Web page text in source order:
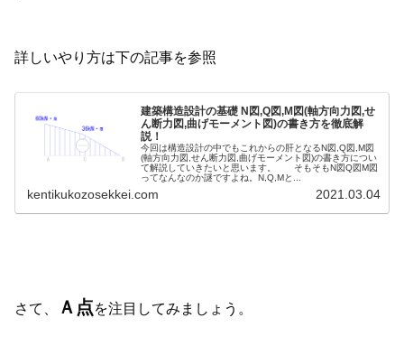
詳しいやり方は下の記事を参照
建築構造設計の基礎 N図,Q図,M図(軸方向力図,せ
ん断力図,曲げモーメント図)の書き方を徹底解
説！
今回は構造設計の中でもこれからの肝となるN図,Q図,M図
(軸方向力図,せん断力図,曲げモーメント図)の書き方につい
て解説していきたいと思います。 そもそもN図Q図M図
ってなんなのか謎ですよね。N,Q,Mと...
kentikukozosekkei.com 2021.03.04
さて、 Ａ点を注目してみましょう。